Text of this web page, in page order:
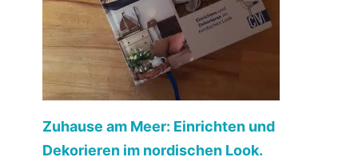
Zuhause am Meer: Einrichten und
Dekorieren im nordischen Look.